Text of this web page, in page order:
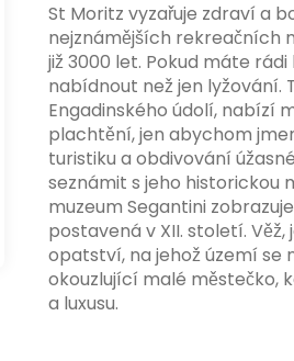
St Moritz vyzařuje zdraví a
nejznámějších rekreačních
již 3000 let. Pokud máte
nabídnout než jen lyžování.
Engadinského údolí, nabízí
plachtění, jen abychom
turistiku a obdivování
seznámit s jeho historickou
muzeum Segantini
postavená v XII. století.
opatství, na jehož území se
okouzlující malé městečko,
a luxusu.